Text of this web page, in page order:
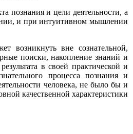
познания и цели деятельности, а
и при интуитивном мышлении
возникнуть вне сознательной,
поиски, накопление знаний и
в своей практической и
процесса познания и
человека, не было бы и
качественной характеристики